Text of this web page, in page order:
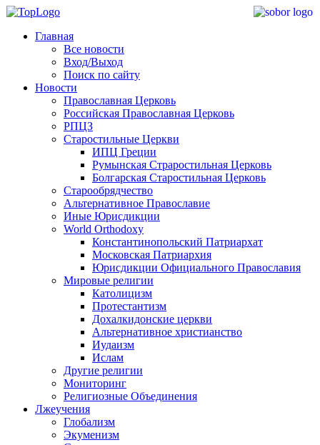
Главная
Все новости
Вход/Выход
Поиск по сайту
Новости
Православная Церковь
Российская Православная Церковь
РПЦЗ
Старостильные Церкви
ИПЦ Греции
Румынская Страростильная Церковь
Болгарская Старостильная Церковь
Старообрядчество
Альтернативное Православие
Иные Юрисдикции
World Orthodoxy
Константинопольский Патриархат
Московская Патриархия
Юрисдикции Официального Православия
Мировые религии
Католицизм
Протестантизм
Дохалкидонские церкви
Альтернативное христианство
Иудаизм
Ислам
Другие религии
Мониторинг
Религиозные Объединения
Лжеучения
Глобализм
Экуменизм